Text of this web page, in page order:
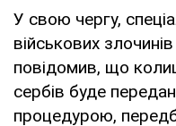
У свою чергу,
військових
повідомив, що
сербів буде
процедурою,